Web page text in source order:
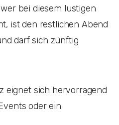
bei diesem lustigen
ist den restlichen Abend
darf sich zünftig
eignet sich hervorragend
oder ein